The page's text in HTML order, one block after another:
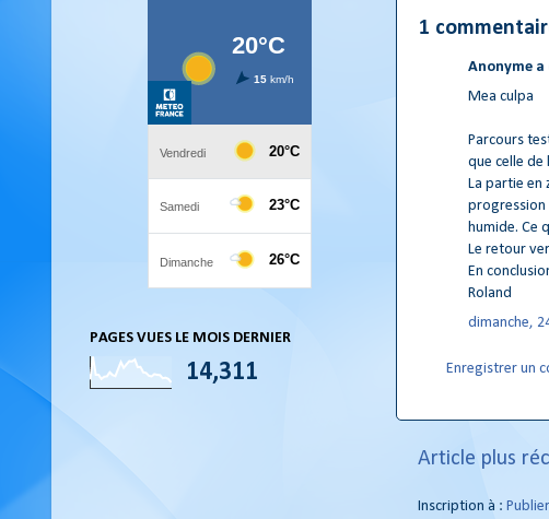
1
Anonyme
Mea culpa
Parcours
que celle de
La partie en
progression
humide. Ce
Le retour
En
Roland
dimanche,
Enregistrer un
Article plus
Inscription à :
PAGES VUES LE MOIS DERNIER
14,311